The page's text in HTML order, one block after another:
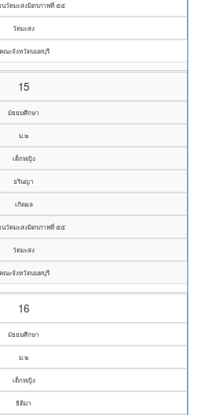
นวัดมะสงมิตรภาพที่ ๕๕
วัดมะสง
คณะจังหวัดนนทบุรี
15
มัธยมศึกษา
ม.๒
เด็กหญิง
อรินญา
เกิดผล
นวัดมะสงมิตรภาพที่ ๕๕
วัดมะสง
คณะจังหวัดนนทบุรี
16
มัธยมศึกษา
ม.๒
เด็กหญิง
ธิติมา